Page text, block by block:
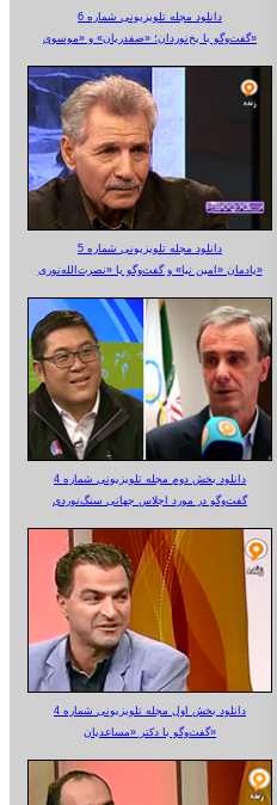
دانلود مجله تلویزیونی شماره 6
گفت‌وگو با یخ‌نوردان؛ «صفدریان» و «موسوی»
دانلود مجله تلویزیونی شماره 5
یادمان «امین نیا» و گفت‌وگو با «نصرت‌الله‌نوری»
دانلود بخش دوم مجله تلویزیونی شماره 4
گفت‌وگو در مورد اجلاس جهانی سنگ‌نوردی
دانلود بخش اول مجله تلویزیونی شماره 4
گفت‌وگو با دکتر «مساعدیان»